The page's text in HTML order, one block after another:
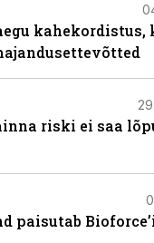
riski ei saa
paisutab